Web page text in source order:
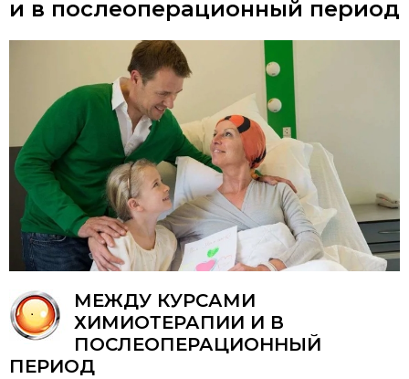
и в послеоперационный период
МЕЖДУ КУРСАМИ
ХИМИОТЕРАПИИ И В
ПОСЛЕОПЕРАЦИОННЫЙ
ПЕРИОД